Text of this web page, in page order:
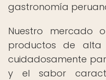
gastronomía
Nuestro mercado
productos de alta
cuidadosamente
y el sabor